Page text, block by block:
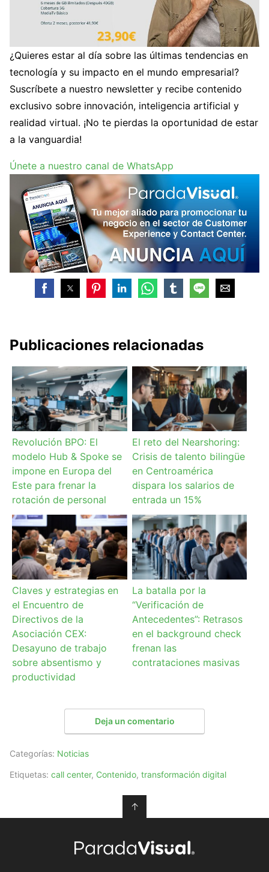
¿Quieres estar al día sobre las últimas tendencias en
tecnología y su impacto en el mundo empresarial?
Suscríbete a nuestro newsletter y recibe contenido
exclusivo sobre innovación, inteligencia artificial y
realidad virtual. ¡No te pierdas la oportunidad de estar
a la vanguardia!
Únete a nuestro canal de WhatsApp
Publicaciones relacionadas
Revolución BPO: El
modelo Hub & Spoke se
impone en Europa del
Este para frenar la
rotación de personal
El reto del Nearshoring:
Crisis de talento bilingüe
en Centroamérica
dispara los salarios de
entrada un 15%
Claves y estrategias en
el Encuentro de
Directivos de la
Asociación CEX:
Desayuno de trabajo
sobre absentismo y
productividad
La batalla por la
“Verificación de
Antecedentes”: Retrasos
en el background check
frenan las
contrataciones masivas
Deja un comentario
Categorías: Noticias
Etiquetas: call center, Contenido, transformación digital
↑